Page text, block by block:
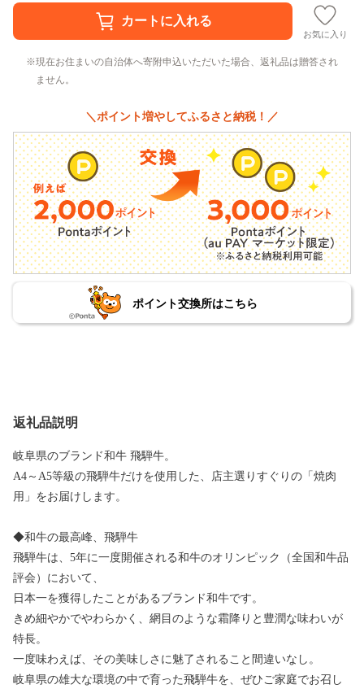
お気に入り
現在お住まいの自治体へ寄附申込いただいた場合、返礼品は贈答され
ません。
＼ポイント増やしてふるさと納税！／
ポイント交換所はこちら
返礼品説明
岐阜県のブランド和牛 飛騨牛。
A4～A5等級の飛騨牛だけを使用した、店主選りすぐりの「焼肉
用」をお届けします。
◆和牛の最高峰、飛騨牛
飛騨牛は、5年に一度開催される和牛のオリンピック（全国和牛品
評会）において、
日本一を獲得したことがあるブランド和牛です。
きめ細やかでやわらかく、網目のような霜降りと豊潤な味わいが
特長。
一度味わえば、その美味しさに魅了されること間違いなし。
岐阜県の雄大な環境の中で育った飛騨牛を、ぜひご家庭でお召し